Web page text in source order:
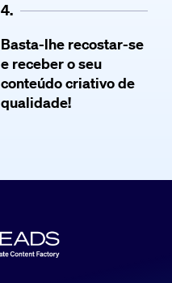
4.
Basta-lhe recostar-se
e receber o seu
conteúdo criativo de
qualidade!